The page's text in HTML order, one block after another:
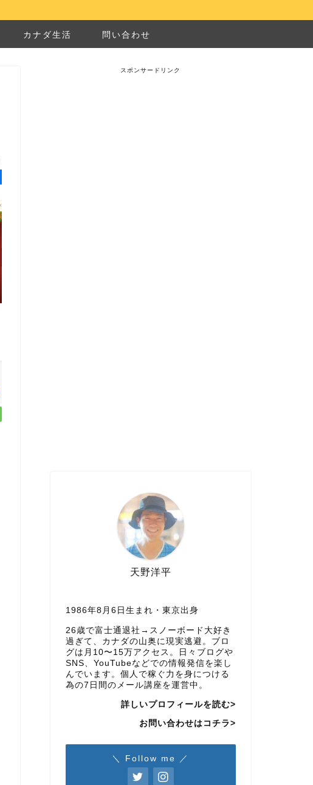
カナダ生活 問い合わせ
スポンサードリンク
天野洋平
1986年8月6日生まれ・東京出身
26歳で富士通退社→スノーボード大好き
過ぎて、カナダの山奥に現実逃避。ブロ
グは月10〜15万アクセス。日々ブログや
SNS、YouTubeなどでの情報発信を楽し
んでいます。個人で稼ぐ力を身につける
為の7日間のメール講座を運営中。
詳しいプロフィールを読む>
お問い合わせはコチラ>
＼ Follow me ／